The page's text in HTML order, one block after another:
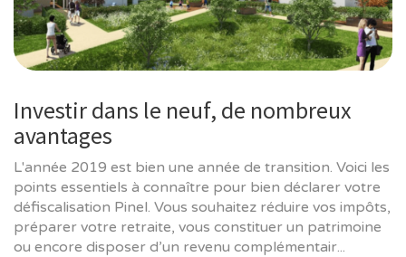
Investir dans le neuf, de nombreux
avantages
L'année 2019 est bien une année de transition. Voici les
points essentiels à connaître pour bien déclarer votre
défiscalisation Pinel. Vous souhaitez réduire vos impôts,
préparer votre retraite, vous constituer un patrimoine
ou encore disposer d’un revenu complémentair...